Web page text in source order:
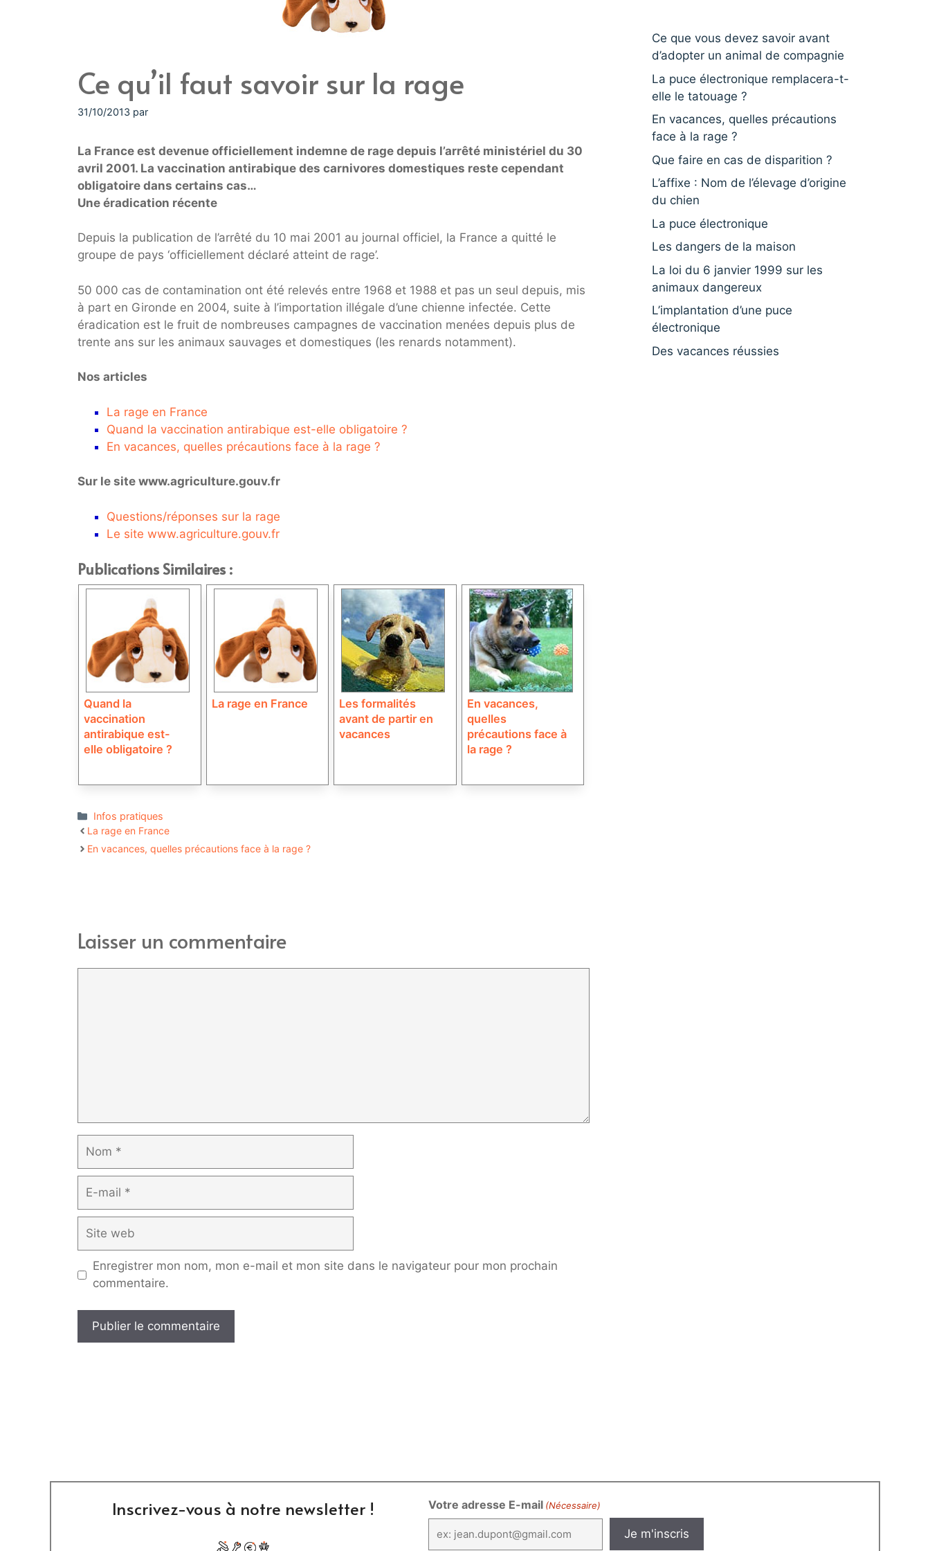
Ce qu’il faut savoir sur la rage
31/10/2013 par
La France est devenue officiellement indemne de rage depuis l’arrêté ministériel du 30
avril 2001. La vaccination antirabique des carnivores domestiques reste cependant
obligatoire dans certains cas…
Une éradication récente
Depuis la publication de l’arrêté du 10 mai 2001 au journal officiel, la France a quitté le
groupe de pays ‘officiellement déclaré atteint de rage’.
50 000 cas de contamination ont été relevés entre 1968 et 1988 et pas un seul depuis, mis
à part en Gironde en 2004, suite à l’importation illégale d’une chienne infectée. Cette
éradication est le fruit de nombreuses campagnes de vaccination menées depuis plus de
trente ans sur les animaux sauvages et domestiques (les renards notamment).
Nos articles
La rage en France
Quand la vaccination antirabique est-elle obligatoire ?
En vacances, quelles précautions face à la rage ?
Sur le site www.agriculture.gouv.fr
Questions/réponses sur la rage
Le site www.agriculture.gouv.fr
Publications Similaires :
Quand la
vaccination
antirabique est-
elle obligatoire ?
La rage en France
Les formalités
avant de partir en
vacances
En vacances,
quelles
précautions face à
la rage ?
Catégories
Infos pratiques
La rage en France
En vacances, quelles précautions face à la rage ?
Laisser un commentaire
mail
web
Enregistrer mon nom, mon e-mail et mon site dans le navigateur pour mon prochain
commentaire.
Ce que vous devez savoir avant
d’adopter un animal de compagnie
La puce électronique remplacera-t-
elle le tatouage ?
En vacances, quelles précautions
face à la rage ?
Que faire en cas de disparition ?
L’affixe : Nom de l’élevage d’origine
du chien
La puce électronique
Les dangers de la maison
La loi du 6 janvier 1999 sur les
animaux dangereux
L’implantation d’une puce
électronique
Des vacances réussies
Inscrivez-vous à notre newsletter ! Votre adresse E-mail (Nécessaire)